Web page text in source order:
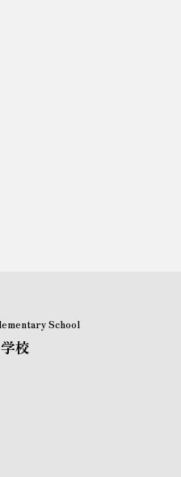
権教育全体計画
School
校